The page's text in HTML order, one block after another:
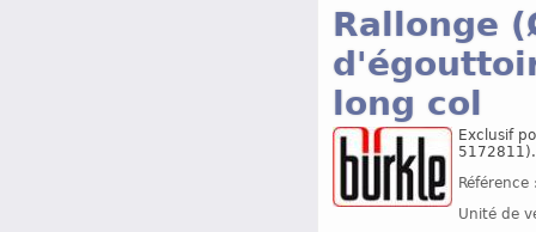
Rallonge
long col
Exclusif
5172811).
Unité de